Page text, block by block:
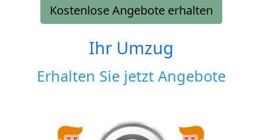
Kostenlose Angebote erhalten
Ihr Umzug
Erhalten Sie jetzt Angebote